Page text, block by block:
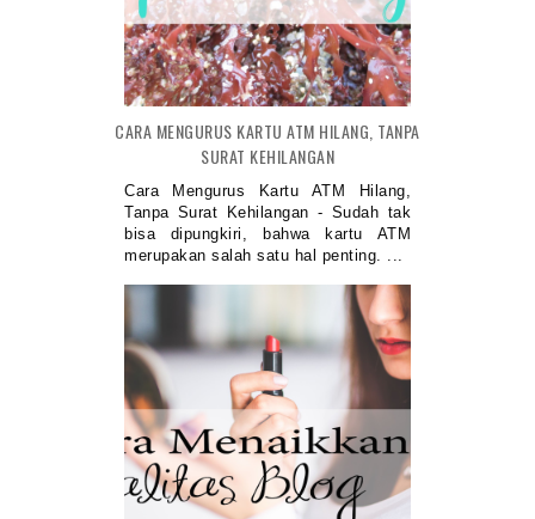
CARA MENGURUS KARTU ATM HILANG, TANPA
SURAT KEHILANGAN
Cara Mengurus Kartu ATM Hilang,
Tanpa Surat Kehilangan - Sudah tak
bisa dipungkiri, bahwa kartu ATM
merupakan salah satu hal penting. ...